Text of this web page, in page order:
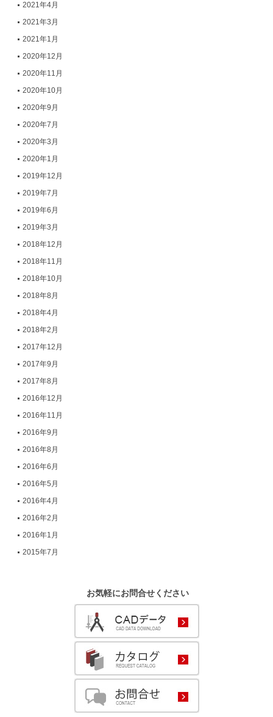
2021年4月
2021年3月
2021年1月
2020年12月
2020年11月
2020年10月
2020年9月
2020年7月
2020年3月
2020年1月
2019年12月
2019年7月
2019年6月
2019年3月
2018年12月
2018年11月
2018年10月
2018年8月
2018年4月
2018年2月
2017年12月
2017年9月
2017年8月
2016年12月
2016年11月
2016年9月
2016年8月
2016年6月
2016年5月
2016年4月
2016年2月
2016年1月
2015年7月
お気軽にお問合せください